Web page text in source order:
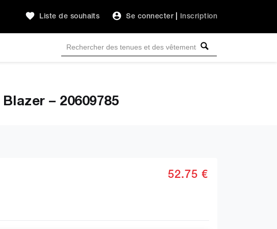
Liste de souhaits Se connecter Inscription
– 20609785
52.75 €